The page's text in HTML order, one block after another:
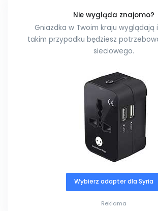
Nie wygląda znajomo?
Gniazdka w Twoim kraju wyglądają
takim przypadku będziesz
sieciowego.
Wybierz adapter dla Syria
Reklama